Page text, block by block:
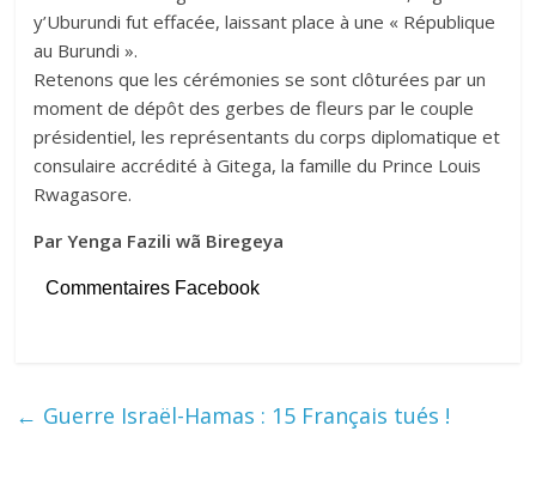
y’Uburundi fut effacée, laissant place à une « République
au Burundi ».
Retenons que les cérémonies se sont clôturées par un
moment de dépôt des gerbes de fleurs par le couple
présidentiel, les représentants du corps diplomatique et
consulaire accrédité à Gitega, la famille du Prince Louis
Rwagasore.
Par Yenga Fazili wã Biregeya
Commentaires Facebook
← Guerre Israël-Hamas : 15 Français tués !